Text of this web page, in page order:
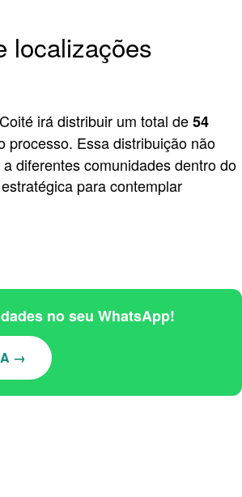
localizações
irá distribuir um total de54
processo. Essa distribuição não
diferentes comunidades dentro do
para contemplar
no seu WhatsApp!
→